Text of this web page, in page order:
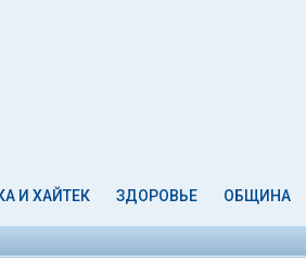
И ХАЙТЕК ЗДОРОВЬЕ ОБЩИНА